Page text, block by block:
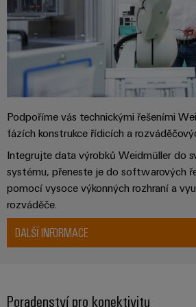
pro
specifické
požadavky
na
infrastrukturu
Výroba
rozvaděčů
výzev
týkajících
stavby
Přenos
a distribuce
bezpečnost
software
Weidmüller
Configurator
Systémy
a
řešení
Decentralizovaná
Řešení
řízení
Elektronika
Reléové
a polovodičová
relé
Izolační
zesilovače
a
měřicí
Napájecí
Technická
Shoda
s
prostředím
PSIRT
Technické
údaje
Technický
produktový
katalog
a náhradní
partneři
Distribuce
Partnerská
síť
pro
internet
věcí
Distribuce
Distribution
Velkoobchody
Podpoříme vás technickými řešeními
fázích konstrukce řídicích a
Integrujte data výrobků Weidmüller do
systému, přeneste je do softwarových
pomocí vysoce výkonných rozhraní a
rozváděče.
DALŠÍ INFORMACE
Poradenství pro konektivitu